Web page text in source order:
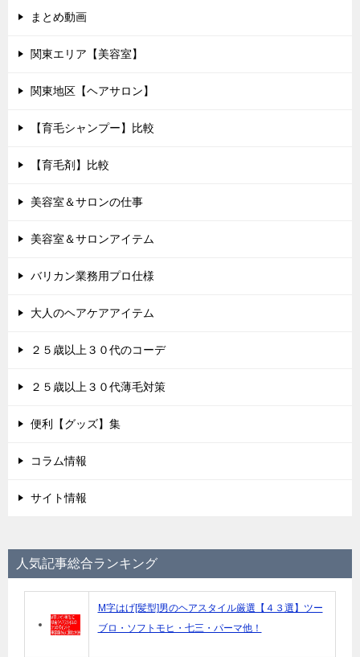
まとめ動画
関東エリア【美容室】
関東地区【ヘアサロン】
【育毛シャンプー】比較
【育毛剤】比較
美容室＆サロンの仕事
美容室＆サロンアイテム
バリカン業務用プロ仕様
大人のヘアケアアイテム
２５歳以上３０代のコーデ
２５歳以上３０代薄毛対策
便利【グッズ】集
コラム情報
サイト情報
人気記事総合ランキング
M字はげ[髪型]男のヘアスタイル厳選【４３選】ツー
ブロ・ソフトモヒ・七三・パーマ他！